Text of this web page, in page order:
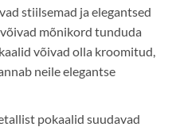
stiilsemad ja elegantsed
mõnikord tunduda
võivad olla kroomitud,
neile elegantse
pokaalid suudavad